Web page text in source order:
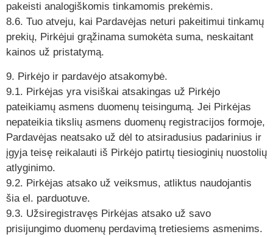
pakeisti analogiškomis tinkamomis prekėmis.
8.6. Tuo atveju, kai Pardavėjas neturi pakeitimui tinkamų
prekių, Pirkėjui grąžinama sumokėta suma, neskaitant
kainos už pristatymą.
9. Pirkėjo ir pardavėjo atsakomybė.
9.1. Pirkėjas yra visiškai atsakingas už Pirkėjo
pateikiamų asmens duomenų teisingumą. Jei Pirkėjas
nepateikia tikslių asmens duomenų registracijos formoje,
Pardavėjas neatsako už dėl to atsiradusius padarinius ir
įgyja teisę reikalauti iš Pirkėjo patirtų tiesioginių nuostolių
atlyginimo.
9.2. Pirkėjas atsako už veiksmus, atliktus naudojantis
šia el. parduotuve.
9.3. Užsiregistravęs Pirkėjas atsako už savo
prisijungimo duomenų perdavimą tretiesiems asmenims.